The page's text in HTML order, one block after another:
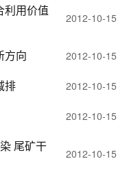
利用价值
2012-10-15
方向 2012-10-15
排 2012-10-15
2012-10-15
尾矿干
2012-10-15